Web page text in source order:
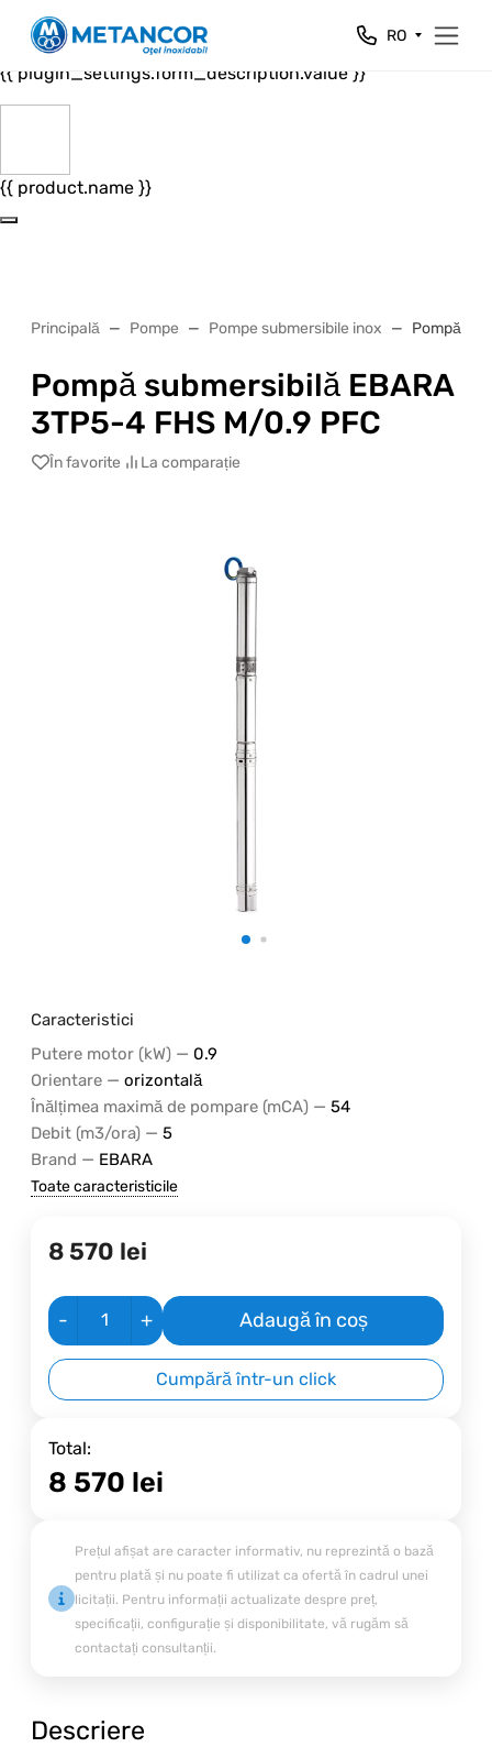
Close
{{ plugin_settings.form_header.value }}
{{ plugin_settings.form_description.value }}
{{ product.name }}
RO
Principală Pompe Pompe submersibile inox Pompă
Pompă submersibilă EBARA
3TP5-4 FHS M/0.9 PFC
În favorite La comparație
Caracteristici
Putere motor (kW) — 0.9
Orientare — orizontală
Înălțimea maximă de pompare (mCA) — 54
Debit (m3/ora) — 5
Brand — EBARA
Toate caracteristicile
8 570 lei
- + Adaugă în coș
Cumpără într-un click
Total:
8 570 lei
Prețul afișat are caracter informativ, nu reprezintă o bază
pentru plată și nu poate fi utilizat ca ofertă în cadrul unei
licitații. Pentru informații actualizate despre preț,
specificații, configurație și disponibilitate, vă rugăm să
contactați consultanții.
Descriere